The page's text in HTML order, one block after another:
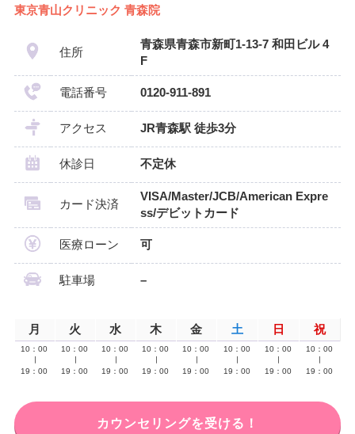
東京青山クリニック 青森院
住所
青森県青森市新町1-13-7 和田ビル 4
F
電話番号 0120-911-891
アクセス JR青森駅 徒歩3分
休診日 不定休
カード決済
VISA/Master/JCB/American Expre
ss/デビットカード
医療ローン 可
駐車場 –
月 火 水 木 金 土 日 祝
10：00
19：00
10：00
19：00
10：00
19：00
10：00
19：00
10：00
19：00
10：00
19：00
10：00
19：00
10：00
19：00
カウンセリングを受ける！